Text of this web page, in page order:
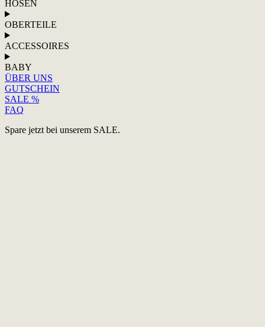
HOSEN
OBERTEILE
ACCESSOIRES
BABY
ÜBER UNS
GUTSCHEIN
SALE %
FAQ
Spare jetzt bei unserem SALE.